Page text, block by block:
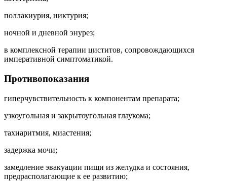
поллакиурия, никтурия;
ночной и дневной энурез;
в комплексной терапии циститов, сопровождающихся
императивной симптоматикой.
Противопоказания
гиперчувствительность к компонентам препарата;
узкоугольная и закрытоугольная глаукома;
тахиаритмия, миастения;
задержка мочи;
замедление эвакуации пищи из желудка и состояния,
предрасполагающие к ее развитию;